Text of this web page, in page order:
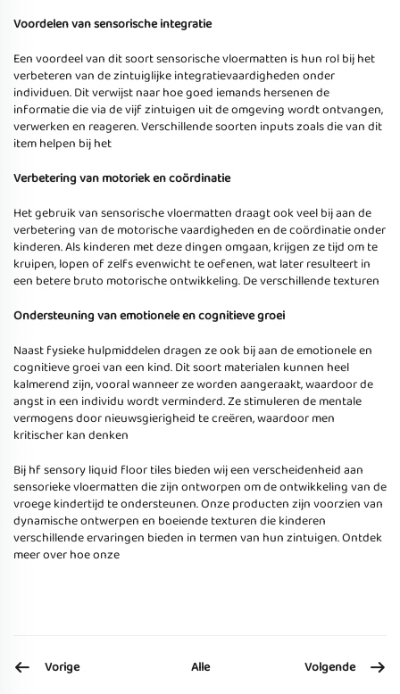
Voordelen van sensorische integratie
Een voordeel van dit soort sensorische vloermatten is hun rol bij het
verbeteren van de zintuiglijke integratievaardigheden onder
individuen. Dit verwijst naar hoe goed iemands hersenen de
informatie die via de vijf zintuigen uit de omgeving wordt ontvangen,
verwerken en reageren. Verschillende soorten inputs zoals die van dit
item helpen bij het
Verbetering van motoriek en coördinatie
Het gebruik van sensorische vloermatten draagt ook veel bij aan de
verbetering van de motorische vaardigheden en de coördinatie onder
kinderen. Als kinderen met deze dingen omgaan, krijgen ze tijd om te
kruipen, lopen of zelfs evenwicht te oefenen, wat later resulteert in
een betere bruto motorische ontwikkeling. De verschillende texturen
Ondersteuning van emotionele en cognitieve groei
Naast fysieke hulpmiddelen dragen ze ook bij aan de emotionele en
cognitieve groei van een kind. Dit soort materialen kunnen heel
kalmerend zijn, vooral wanneer ze worden aangeraakt, waardoor de
angst in een individu wordt verminderd. Ze stimuleren de mentale
vermogens door nieuwsgierigheid te creëren, waardoor men
kritischer kan denken
Bij hf sensory liquid floor tiles bieden wij een verscheidenheid aan
sensorieke vloermatten die zijn ontworpen om de ontwikkeling van de
vroege kindertijd te ondersteunen. Onze producten zijn voorzien van
dynamische ontwerpen en boeiende texturen die kinderen
verschillende ervaringen bieden in termen van hun zintuigen. Ontdek
meer over hoe onze
Vorige Alle Volgende